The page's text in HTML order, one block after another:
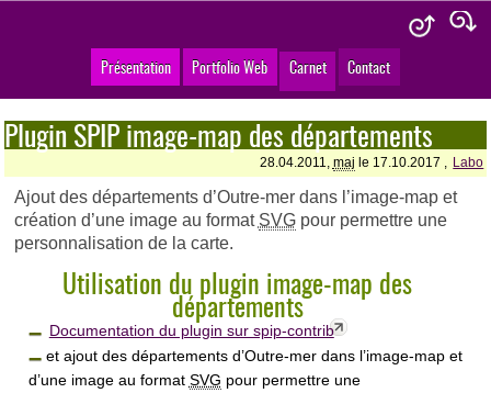
Présentation Portfolio Web Carnet Contact
Plugin SPIP image-map des départements
28.04.2011, maj le 17.10.2017 , Labo
Ajout des départements d’Outre-mer dans l’image-map et
création d’une image au format SVGpour permettre une
personnalisation de la carte.
Utilisation du plugin image-map des
départements
Documentation du plugin sur spip-contrib
et ajout des départements d’Outre-mer dans l’image-map et
d’une image au format SVG pour permettre une